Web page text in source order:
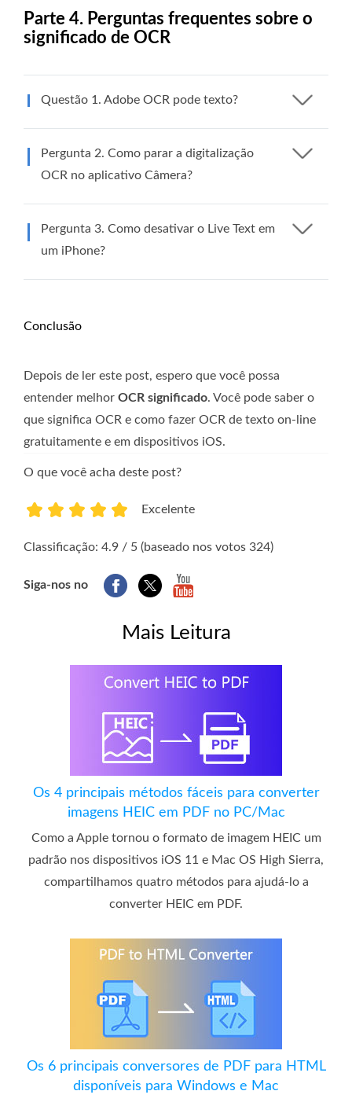
Parte 4. Perguntas frequentes sobre o
significado de OCR
Questão 1. Adobe OCR pode texto?
Pergunta 2. Como parar a digitalização
OCR no aplicativo Câmera?
Pergunta 3. Como desativar o Live Text em
um iPhone?
Conclusão
Depois de ler este post, espero que você possa
entender melhor OCR significado. Você pode saber o
que significa OCR e como fazer OCR de texto on-line
gratuitamente e em dispositivos iOS.
O que você acha deste post?
Excelente
Classificação: 4.9 / 5 (baseado nos votos 324)
Siga-nos no
Mais Leitura
Os 4 principais métodos fáceis para converter
imagens HEIC em PDF no PC/Mac
Como a Apple tornou o formato de imagem HEIC um
padrão nos dispositivos iOS 11 e Mac OS High Sierra,
compartilhamos quatro métodos para ajudá-lo a
converter HEIC em PDF.
Os 6 principais conversores de PDF para HTML
disponíveis para Windows e Mac